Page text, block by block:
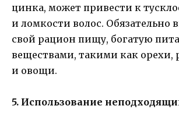
цинка, может привести к
и ломкости волос. Обязательно
свой рацион пищу, богатую
веществами, такими как орехи,
и овощи.
5. Использование